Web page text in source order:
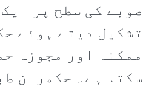
صوبے کی سطح پر
تشکیل دیتے ہوئے
ممکنہ اور مجوزہ
سکتا ہے۔ حکمران